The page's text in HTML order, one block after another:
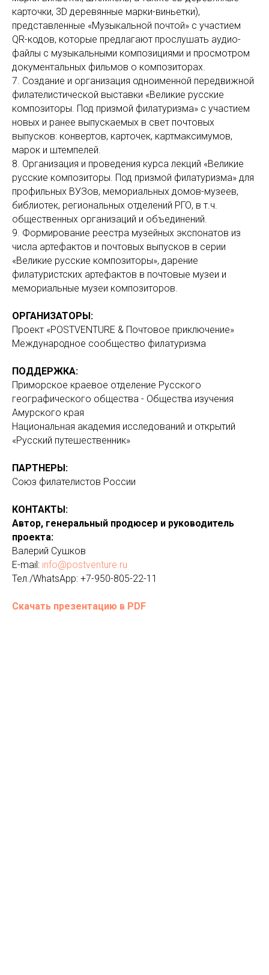
карточки, 3D деревянные марки-виньетки),
представленные «Музыкальной почтой» с участием
QR-кодов, которые предлагают прослушать аудио-
файлы с музыкальными композициями и просмотром
документальных фильмов о композиторах.
7. Создание и организация одноименной передвижной
филателистической выставки «Великие русские
композиторы. Под призмой филатуризма» с участием
новых и ранее выпускаемых в свет почтовых
выпусков: конвертов, карточек, картмаксимумов,
марок и штемпелей.
8. Организация и проведения курса лекций «Великие
русские композиторы. Под призмой филатуризма» для
профильных ВУЗов, мемориальных домов-музеев,
библиотек, региональных отделений РГО, в т.ч.
общественных организаций и объединений.
9. Формирование реестра музейных экспонатов из
числа артефактов и почтовых выпусков в серии
«Великие русские композиторы», дарение
филатуристских артефактов в почтовые музеи и
мемориальные музеи композиторов.
ОРГАНИЗАТОРЫ:
Проект «POSTVENTURE & Почтовое приключение»
Международное сообщество филатуризма
ПОДДЕРЖКА:
Приморское краевое отделение Русского
географического общества - Общества изучения
Амурского края
Национальная академия исследований и открытий
«Русский путешественник»
ПАРТНЕРЫ:
Союз филателистов России
КОНТАКТЫ:
Автор, генеральный продюсер и руководитель
проекта:
Валерий Сушков
E-mail: info@postventure.ru
Тел./WhatsApp: +7-950-805-22-11
Скачать презентацию в PDF